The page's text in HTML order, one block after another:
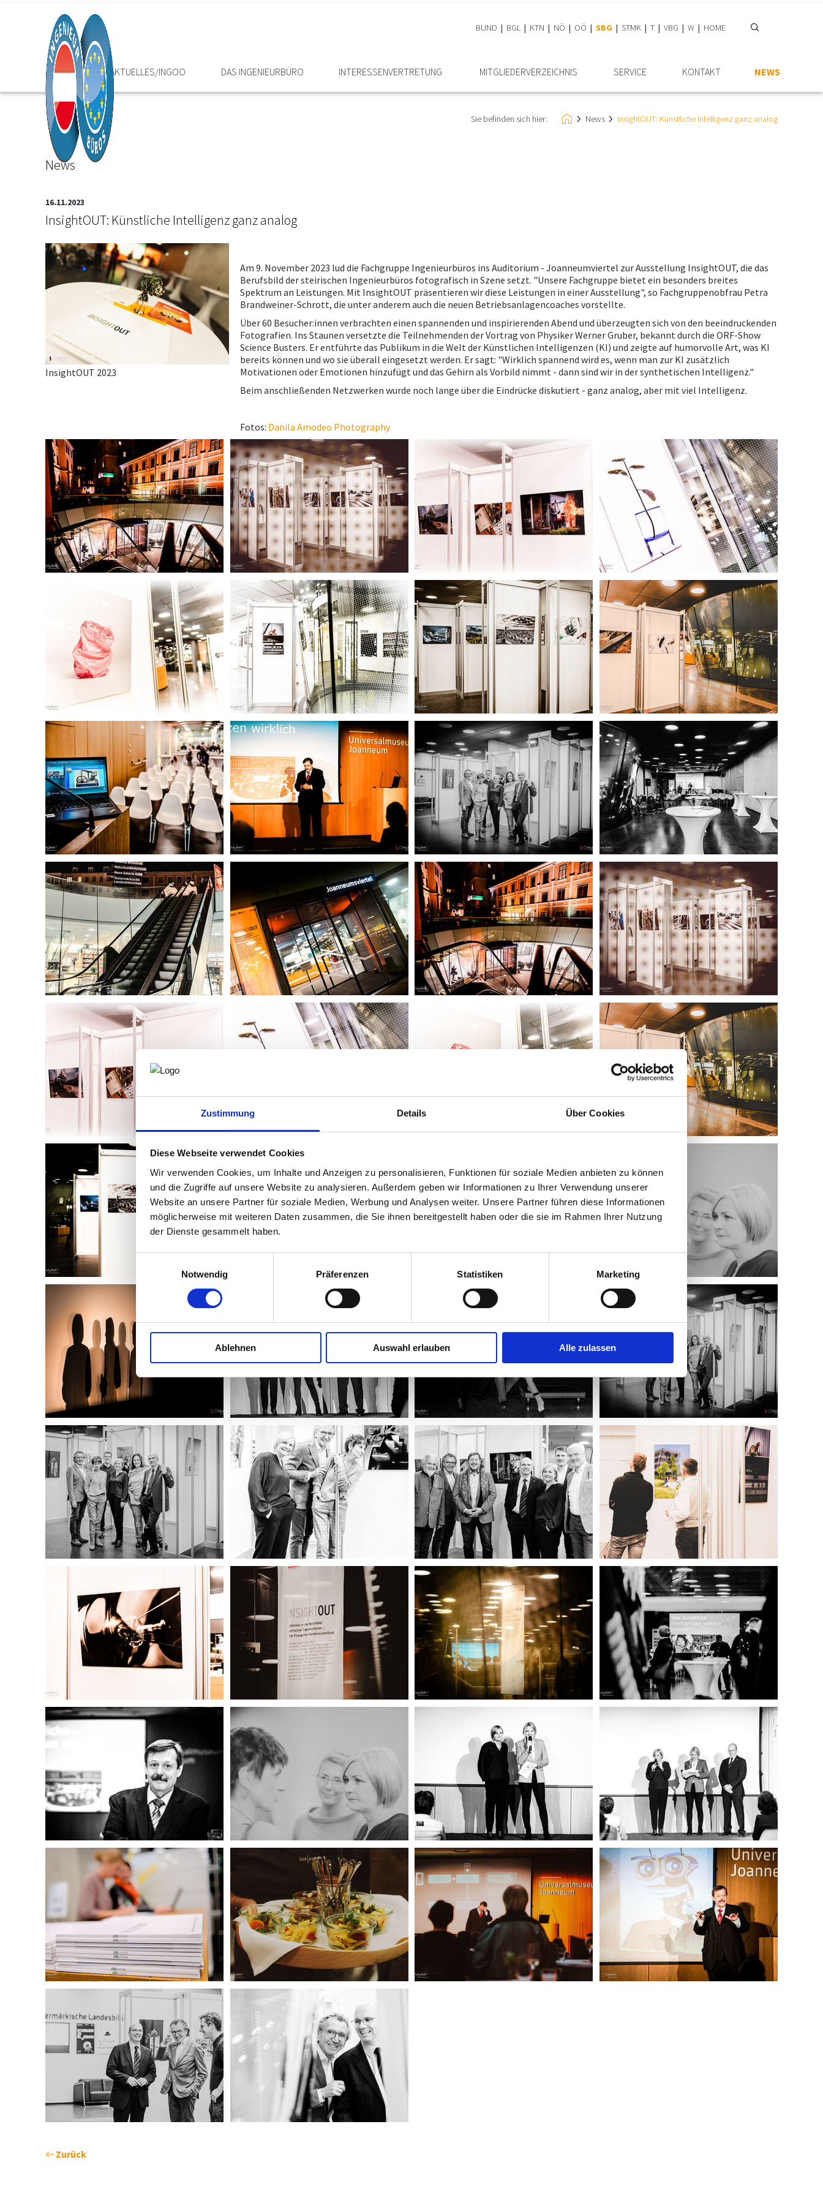
Zustimmung Details Über Cookies
Diese Webseite verwendet Cookies
Wir verwenden Cookies, um Inhalte und Anzeigen zu personalisieren, Funktionen für soziale Medien anbieten zu können
und die Zugriffe auf unsere Website zu analysieren. Außerdem geben wir Informationen zu Ihrer Verwendung unserer
Website an unsere Partner für soziale Medien, Werbung und Analysen weiter. Unsere Partner führen diese Informationen
möglicherweise mit weiteren Daten zusammen, die Sie ihnen bereitgestellt haben oder die sie im Rahmen Ihrer Nutzung
der Dienste gesammelt haben.
Notwendig
Präferenzen Statistiken Marketing
Ablehnen Auswahl erlauben Alle zulassen
BUND BGL KTN NÖ OÖ SBG STMK T VBG W HOME
HOME AKTUELLES/INGOO DAS INGENIEURBÜRO INTERESSEN­VERTRETUNG MITGLIEDER­VERZEICHNIS SERVICE KONTAKT NEWS
Sie befinden sich hier: News InsightOUT: Künstliche Intelligenz ganz analog
News
16.11.2023
InsightOUT: Künstliche Intelligenz ganz analog
InsightOUT 2023
Am 9. November 2023 lud die Fachgruppe Ingenieurbüros ins Auditorium - Joanneumviertel zur Ausstellung InsightOUT, die das
Berufsbild der steirischen Ingenieurbüros fotografisch in Szene setzt. "Unsere Fachgruppe bietet ein besonders breites
Spektrum an Leistungen. Mit InsightOUT präsentieren wir diese Leistungen in einer Ausstellung", so Fachgruppenobfrau Petra
Brandweiner-Schrott, die unter anderem auch die neuen Betriebsanlagencoaches vorstellte.
Über 60 Besucher:innen verbrachten einen spannenden und inspirierenden Abend und überzeugten sich von den beeindruckenden
Fotografien. Ins Staunen versetzte die Teilnehmenden der Vortrag von Physiker Werner Gruber, bekannt durch die ORF-Show
Science Busters. Er entführte das Publikum in die Welt der Künstlichen Intelligenzen (KI) und zeigte auf humorvolle Art, was KI
bereits können und wo sie überall eingesetzt werden. Er sagt: "Wirklich spannend wird es, wenn man zur KI zusätzlich
Motivationen oder Emotionen hinzufügt und das Gehirn als Vorbild nimmt - dann sind wir in der synthetischen Intelligenz."
Beim anschließenden Netzwerken wurde noch lange über die Eindrücke diskutiert - ganz analog, aber mit viel Intelligenz.
Fotos: Danila Amodeo Photography
Zurück